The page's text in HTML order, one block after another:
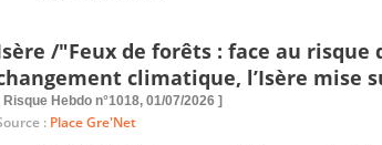
/"Feux de forêts : face au risque
climatique, l’Isère mise
Risque Hebdo n°1018, 01/07/2026 ]
: Place Gre'Net